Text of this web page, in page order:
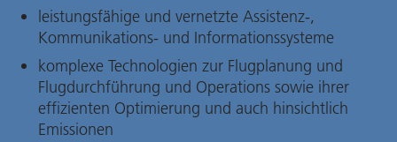
leistungsfähige und vernetzte Assistenz-,
Kommunikations- und Informationssysteme
komplexe Technologien zur Flugplanung und
Flugdurchführung und Operations sowie ihrer
effizienten Optimierung und auch hinsichtlich
Emissionen